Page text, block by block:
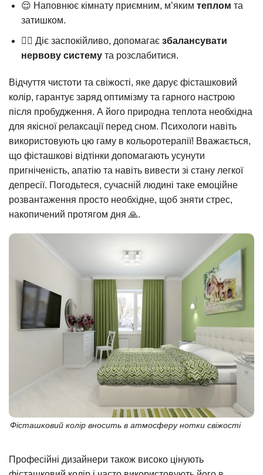
😌 Наповнює кімнату приємним, м’яким теплом та
затишком.
🧘‍♀️ Діє заспокійливо, допомагає збалансувати
нервову системута розслабитися.
Відчуття чистоти та свіжості, яке дарує фісташковий
колір, гарантує заряд оптимізму та гарного настрою
після пробудження. А його природна теплота необхідна
для якісної релаксації перед сном. Психологи навіть
використовують цю гаму в кольоротерапії! Вважається,
що фісташкові відтінки допомагають усунути
пригніченість, апатію та навіть вивести зі стану легкої
депресії. Погодьтеся, сучасній людині таке емоційне
розвантаження просто необхідне, щоб зняти стрес,
накопичений протягом дня 🙏.
Фісташковий колір вносить в атмосферу нотки свіжості
Професійні дизайнери також високо цінують